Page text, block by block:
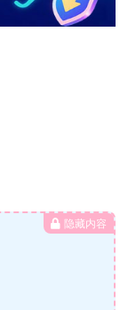
隐藏内容